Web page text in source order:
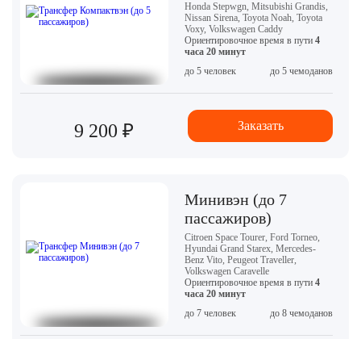
Honda Stepwgn, Mitsubishi Grandis,
Nissan Sirena, Toyota Noah, Toyota
Voxy, Volkswagen Caddy
Ориентировочное время в пути 4
часа 20 минут
до 5 человек
до 5 чемоданов
9 200 ₽ Заказать
Минивэн (до 7
пассажиров)
Citroen Space Tourer, Ford Torneo,
Hyundai Grand Starex, Mercedes-
Benz Vito, Peugeot Traveller,
Volkswagen Caravelle
Ориентировочное время в пути 4
часа 20 минут
до 7 человек
до 8 чемоданов